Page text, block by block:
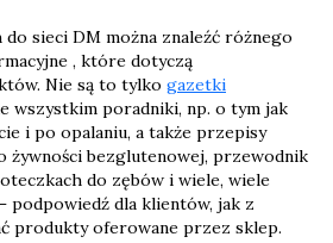
do sieci DM można znaleźć różnego
, które dotyczą
Nie są to tylko gazetki
wszystkim poradniki, np. o tym jak
i po opalaniu, a także przepisy
żywności bezglutenowej, przewodnik
do zębów i wiele, wiele
podpowiedź dla klientów, jak z
produkty oferowane przez sklep.